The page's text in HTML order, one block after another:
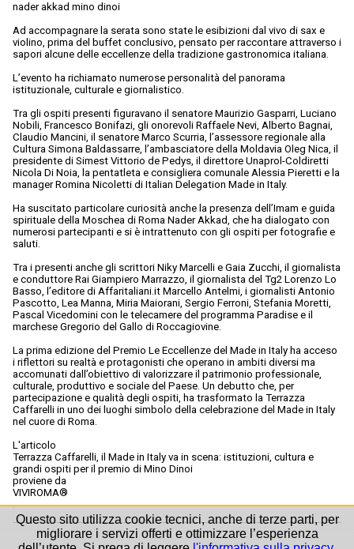
nader akkad mino dinoi
Ad accompagnare la serata sono state le esibizioni dal vivo di sax e
violino, prima del buffet conclusivo, pensato per raccontare attraverso i
sapori alcune delle eccellenze della tradizione gastronomica italiana.
L’evento ha richiamato numerose personalità del panorama
istituzionale, culturale e giornalistico.
Tra gli ospiti presenti figuravano il senatore Maurizio Gasparri, Luciano
Nobili, Francesco Bonifazi, gli onorevoli Raffaele Nevi, Alberto Bagnai,
Claudio Mancini, il senatore Marco Scurria, l’assessore regionale alla
Cultura Simona Baldassarre, l’ambasciatore della Moldavia Oleg Nica, il
presidente di Simest Vittorio de Pedys, il direttore Unaprol-Coldiretti
Nicola Di Noia, la pentatleta e consigliera comunale Alessia Pieretti e la
manager Romina Nicoletti di Italian Delegation Made in Italy.
Ha suscitato particolare curiosità anche la presenza dell’Imam e guida
spirituale della Moschea di Roma Nader Akkad, che ha dialogato con
numerosi partecipanti e si è intrattenuto con gli ospiti per fotografie e
saluti.
Tra i presenti anche gli scrittori Niky Marcelli e Gaia Zucchi, il giornalista
e conduttore Rai Giampiero Marrazzo, il giornalista del Tg2 Lorenzo Lo
Basso, l’editore di Affaritaliani.it Marcello Antelmi, i giornalisti Antonio
Pascotto, Lea Manna, Miria Maiorani, Sergio Ferroni, Stefania Moretti,
Pascal Vicedomini con le telecamere del programma Paradise e il
marchese Gregorio del Gallo di Roccagiovine.
La prima edizione del Premio Le Eccellenze del Made in Italy ha acceso
i riflettori su realtà e protagonisti che operano in ambiti diversi ma
accomunati dall’obiettivo di valorizzare il patrimonio professionale,
culturale, produttivo e sociale del Paese. Un debutto che, per
partecipazione e qualità degli ospiti, ha trasformato la Terrazza
Caffarelli in uno dei luoghi simbolo della celebrazione del Made in Italy
nel cuore di Roma.
L'articolo
Terrazza Caffarelli, il Made in Italy va in scena: istituzioni, cultura e
grandi ospiti per il premio di Mino Dinoi
proviene da
VIVIROMA®
.
Questo sito utilizza cookie tecnici, anche di terze parti, per
migliorare i servizi offerti e ottimizzare l’esperienza